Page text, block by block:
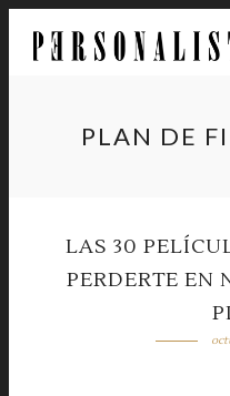
PLAN DE
LAS 30
PERDERTE EN